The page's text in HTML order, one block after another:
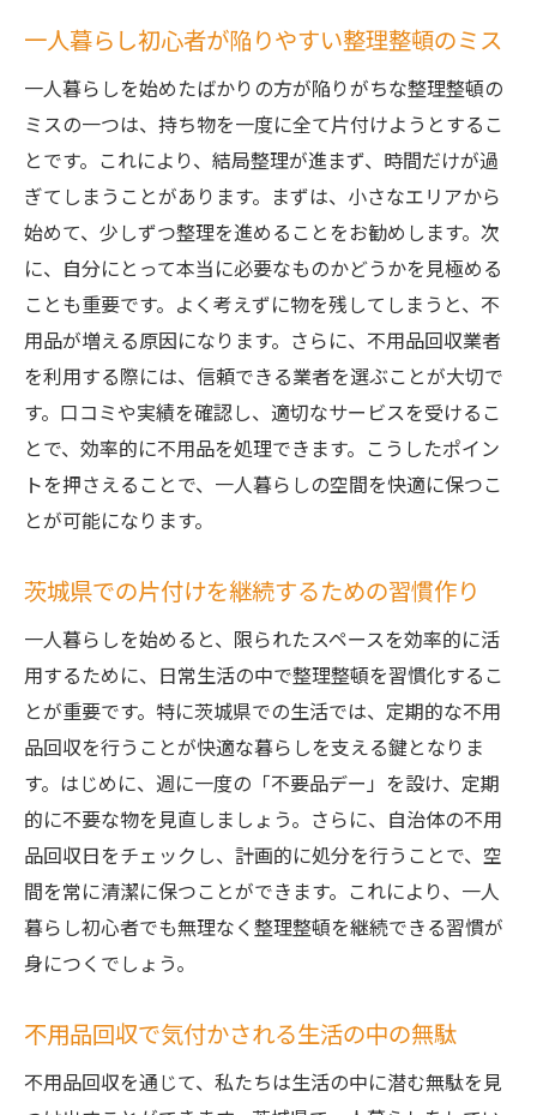
一人暮らし初心者が陥りやすい整理整頓のミス
一人暮らしを始めたばかりの方が陥りがちな整理整頓の
ミスの一つは、持ち物を一度に全て片付けようとするこ
とです。これにより、結局整理が進まず、時間だけが過
ぎてしまうことがあります。まずは、小さなエリアから
始めて、少しずつ整理を進めることをお勧めします。次
に、自分にとって本当に必要なものかどうかを見極める
ことも重要です。よく考えずに物を残してしまうと、不
用品が増える原因になります。さらに、不用品回収業者
を利用する際には、信頼できる業者を選ぶことが大切で
す。口コミや実績を確認し、適切なサービスを受けるこ
とで、効率的に不用品を処理できます。こうしたポイン
トを押さえることで、一人暮らしの空間を快適に保つこ
とが可能になります。
茨城県での片付けを継続するための習慣作り
一人暮らしを始めると、限られたスペースを効率的に活
用するために、日常生活の中で整理整頓を習慣化するこ
とが重要です。特に茨城県での生活では、定期的な不用
品回収を行うことが快適な暮らしを支える鍵となりま
す。はじめに、週に一度の「不要品デー」を設け、定期
的に不要な物を見直しましょう。さらに、自治体の不用
品回収日をチェックし、計画的に処分を行うことで、空
間を常に清潔に保つことができます。これにより、一人
暮らし初心者でも無理なく整理整頓を継続できる習慣が
身につくでしょう。
不用品回収で気付かされる生活の中の無駄
不用品回収を通じて、私たちは生活の中に潜む無駄を見